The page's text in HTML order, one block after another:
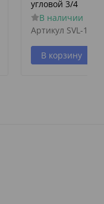
угловой 3/4
В наличии
Артикул SVL-
В корзину